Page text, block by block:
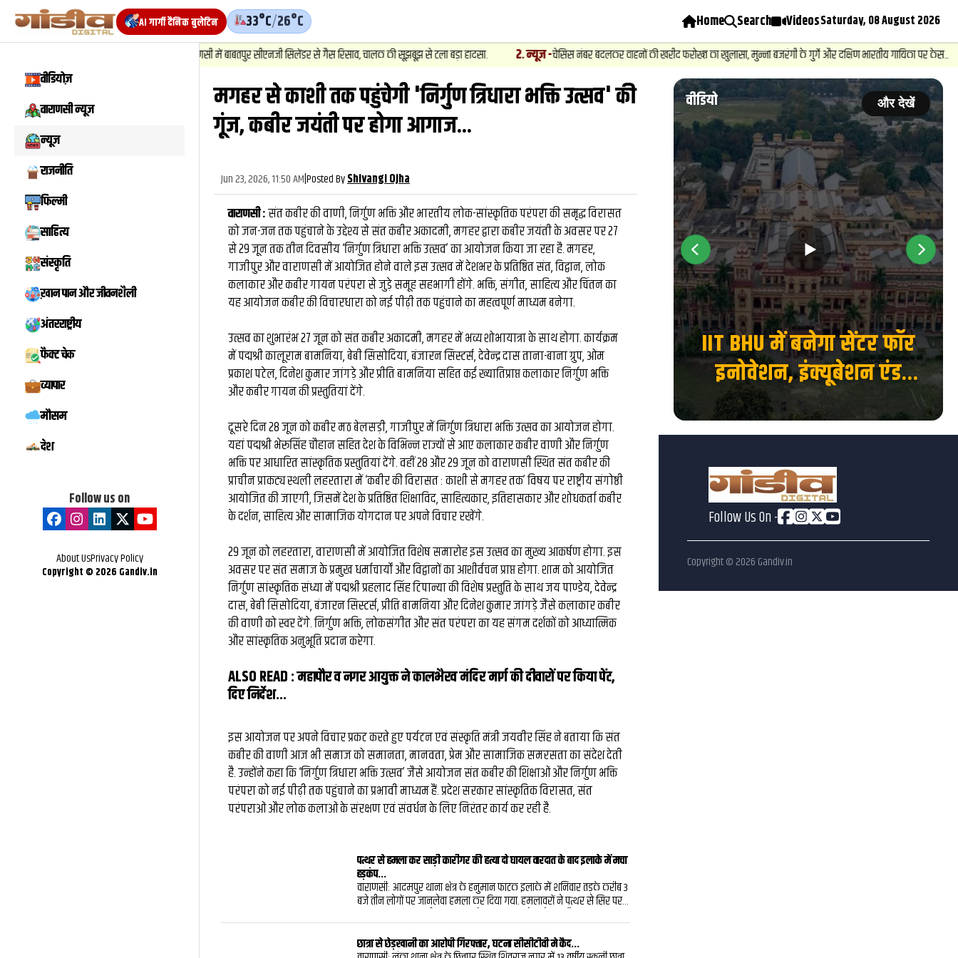
AI गार्गी दैनिक बुलेटिन 33°C/26°C Home Search VideosSaturday, 08 August 2026
वाराणसी में बाबतपुर सीएनजी सिलेंडर से गैस रिसाव, चालक की सूझबूझ से टला बड़ा हादसा. 2.न्यूज़ चेसिस नंबर बदलकर वाहनों की खरीद फरोख्‍त का खुलासा, मुन्ना बजरंगी के गुर्गे और दक्षिण भारतीय गायिका पर केस... 3.
वीडियोज़
वाराणसी न्यूज़
न्यूज़
राजनीति
फिल्मी
साहित्य
संस्कृति
ख़ान पान और जीवनशैली
अंतरराष्ट्रीय
फैक्ट चेक
व्यापार
मौसम
देश
Follow us on
About UsPrivacy Policy
Copyright © 2026 Gandiv.in
मगहर से काशी तक पहुंचेगी 'निर्गुण त्रिधारा भक्ति उत्सव' की
गूंज, कबीर जयंती पर होगा आगाज...
Jun 23, 2026, 11:50 AM|Posted ByShivangi Ojha
वाराणसी :संत कबीर की वाणी, निर्गुण भक्ति और भारतीय लोक-सांस्कृतिक परंपरा की समृद्ध विरासत
को जन-जन तक पहुंचाने के उद्देश्य से संत कबीर अकादमी, मगहर द्वारा कबीर जयंती के अवसर पर 27
से 29 जून तक तीन दिवसीय ‘निर्गुण त्रिधारा भक्ति उत्सव’ का आयोजन किया जा रहा है. मगहर,
गाजीपुर और वाराणसी में आयोजित होने वाले इस उत्सव में देशभर के प्रतिष्ठित संत, विद्वान, लोक
कलाकार और कबीर गायन परंपरा से जुड़े समूह सहभागी होंगे. भक्ति, संगीत, साहित्य और चिंतन का
यह आयोजन कबीर की विचारधारा को नई पीढ़ी तक पहुंचाने का महत्वपूर्ण माध्यम बनेगा.
उत्सव का शुभारंभ 27 जून को संत कबीर अकादमी, मगहर में भव्य शोभायात्रा के साथ होगा. कार्यक्रम
में पद्मश्री कालूराम बामनिया, बेबी सिसोदिया, बंजारन सिस्टर्स, देवेन्द्र दास ताना-बाना ग्रुप, ओम
प्रकाश पटेल, दिनेश कुमार जांगड़े और प्रीति बामनिया सहित कई ख्यातिप्राप्त कलाकार निर्गुण भक्ति
और कबीर गायन की प्रस्तुतियां देंगे.
दूसरे दिन 28 जून को कबीर मठ बेलसड़ी, गाजीपुर में निर्गुण त्रिधारा भक्ति उत्सव का आयोजन होगा.
यहां पद्मश्री भेरूसिंह चौहान सहित देश के विभिन्न राज्यों से आए कलाकार कबीर वाणी और निर्गुण
भक्ति पर आधारित सांस्कृतिक प्रस्तुतियां देंगे. वहीं 28 और 29 जून को वाराणसी स्थित संत कबीर की
प्राचीन प्राकट्य स्थली लहरतारा में ‘कबीर की विरासत : काशी से मगहर तक’ विषय पर राष्ट्रीय संगोष्ठी
आयोजित की जाएगी, जिसमें देश के प्रतिष्ठित शिक्षाविद, साहित्यकार, इतिहासकार और शोधकर्ता कबीर
के दर्शन, साहित्य और सामाजिक योगदान पर अपने विचार रखेंगे.
29 जून को लहरतारा, वाराणसी में आयोजित विशेष समारोह इस उत्सव का मुख्य आकर्षण होगा. इस
अवसर पर संत समाज के प्रमुख धर्माचार्यों और विद्वानों का आशीर्वचन प्राप्त होगा. शाम को आयोजित
निर्गुण सांस्कृतिक संध्या में पद्मश्री प्रहलाद सिंह टिपान्या की विशेष प्रस्तुति के साथ जय पाण्डेय, देवेन्द्र
दास, बेबी सिसोदिया, बंजारन सिस्टर्स, प्रीति बामनिया और दिनेश कुमार जांगड़े जैसे कलाकार कबीर
की वाणी को स्वर देंगे. निर्गुण भक्ति, लोकसंगीत और संत परंपरा का यह संगम दर्शकों को आध्यात्मिक
और सांस्कृतिक अनुभूति प्रदान करेगा.
ALSO READ :महापौर व नगर आयुक्त ने कालभैरव मंदिर मार्ग की दीवारों पर किया पेंट,
दिए निर्देश...
इस आयोजन पर अपने विचार प्रकट करते हुए पर्यटन एवं संस्कृति मंत्री जयवीर सिंह ने बताया कि संत
कबीर की वाणी आज भी समाज को समानता, मानवता, प्रेम और सामाजिक समरसता का संदेश देती
है. उन्होंने कहा कि ‘निर्गुण त्रिधारा भक्ति उत्सव’ जैसे आयोजन संत कबीर की शिक्षाओं और निर्गुण भक्ति
परंपरा को नई पीढ़ी तक पहुंचाने का प्रभावी माध्यम हैं. प्रदेश सरकार सांस्कृतिक विरासत, संत
परंपराओं और लोक कलाओं के संरक्षण एवं संवर्धन के लिए निरंतर कार्य कर रही है.
पत्थर से हमला कर साड़ी कारीगर की हत्या दो घायल वारदात के बाद इलाके में मचा
हड़कंप...
वाराणसी: आदमपुर थाना क्षेत्र के हनुमान फाटक इलाके में शनिवार तड़के करीब 3
बजे तीन लोगों पर जानलेवा हमला कर दिया गया. हमलावरों ने पत्थर से सिर पर
(40) की मौके पर ही मौत हो गई. वहीं उनके साथ मौजूद अशोक पासी उर्फ बाबा
गंभीर रूप से घायल हुए हैं, जबकि गणेश कनौजिया को मामूली चोट आई है.स्थानीय
छात्रा से छेड़खानी का आरोपी गिरफ्तार, घटना सीसीटीवी मे कैद...
और देखें
मिस्टर बीस्ट से दो घंटे की
बातचीत, फिर छोड़ी ₹26 लाख की
नौकरी: कैसे हैरी उप्पल बने देश
के बड़े फूड व्लॉगर...
वीडियो और देखें
रंग मल्हार में संदूक पर दिखाया
कला कौशल, प्रकृति संरक्षण का
वीडियो और देखें
IIT BHU में बनेगा सेंटर फॉर
इनोवेशन, इंक्यूबेशन एंड
एंटरप्रेन्योरशिप, स्टार्टअप को
मिलेगा नया मंच...
Follow Us On -
Copyright © 2026 Gandiv.in